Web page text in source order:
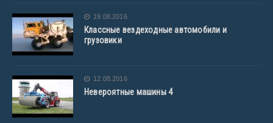
19.08.2016
Классные вездеходные автомобили и
грузовики
12.08.2016
Невероятные машины 4